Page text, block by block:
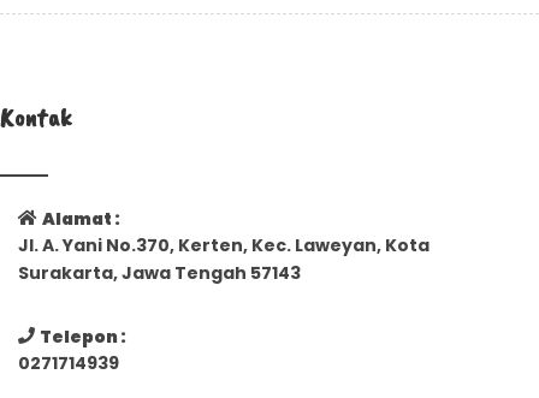
Kontak
Alamat :
Jl. A. Yani No.370, Kerten, Kec. Laweyan, Kota
Surakarta, Jawa Tengah 57143
Telepon :
0271714939